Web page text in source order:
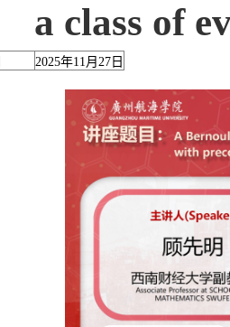
a class of
2025年11月27日